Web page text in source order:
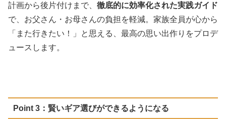
計画から後片付けまで、 徹底的に効率化された実践ガイド
で、お父さん・お母さんの負担を軽減。家族全員が心から
「また行きたい！」と思える、最高の思い出作りをプロデ
ュースします。
Point 3：賢いギア選びができるようになる